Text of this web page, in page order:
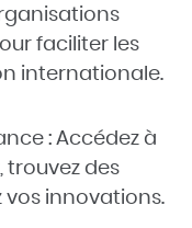
faciliter les
internationale.
: Accédez à
trouvez des
innovations.